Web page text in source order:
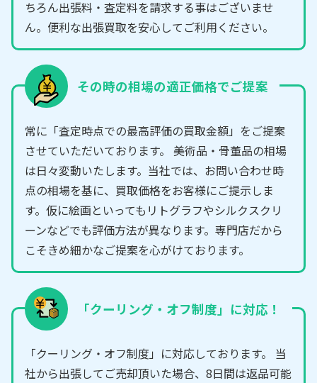
ちろん出張料・査定料を請求する事はございませ
ん。便利な出張買取を安心してご利用ください。
その時の相場の適正価格でご提案
常に「査定時点での最高評価の買取金額」をご提案
させていただいております。 美術品・骨董品の相場
は日々変動いたします。当社では、お問い合わせ時
点の相場を基に、買取価格をお客様にご提示しま
す。仮に絵画といってもリトグラフやシルクスクリ
ーンなどでも評価方法が異なります。専門店だから
こそきめ細かなご提案を心がけております。
「クーリング・オフ制度」に対応！
「クーリング・オフ制度」に対応しております。 当
社から出張してご売却頂いた場合、8日間は返品可能